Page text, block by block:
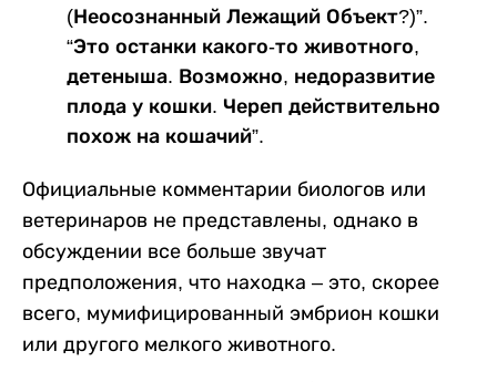
(Неосознанный Лежащий Объект?)”.
“Это останки какого-то животного,
детеныша. Возможно, недоразвитие
плода у кошки. Череп действительно
похож на кошачий”.
Официальные комментарии биологов или
ветеринаров не представлены, однако в
обсуждении все больше звучат
предположения, что находка – это, скорее
всего, мумифицированный эмбрион кошки
или другого мелкого животного.